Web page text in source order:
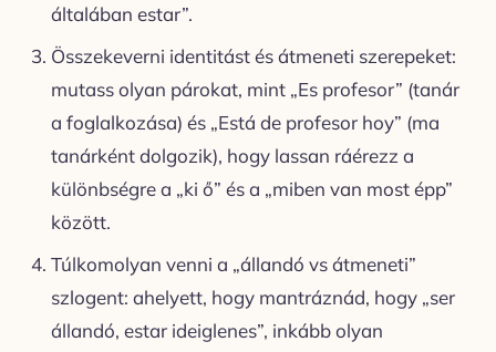
általában estar”.
Összekeverni identitást és átmeneti szerepeket:
mutass olyan párokat, mint „Es profesor” (tanár
a foglalkozása) és „Está de profesor hoy” (ma
tanárként dolgozik), hogy lassan ráérezz a
különbségre a „ki ő” és a „miben van most épp”
között.
Túlkomolyan venni a „állandó vs átmeneti”
szlogent: ahelyett, hogy mantráznád, hogy „ser
állandó, estar ideiglenes”, inkább olyan